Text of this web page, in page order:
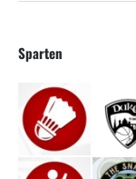
Sparten